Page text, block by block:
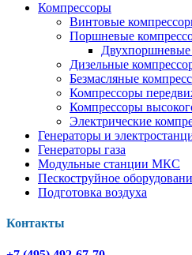
Компрессоры
Винтовые
Поршневые
Дизельные
Безмасляные
Компрессоры
Компрессоры
Электрические
Генераторы и
Генераторы газа
Модульные станции МКС
Пескоструйное
Подготовка воздуха
Контакты